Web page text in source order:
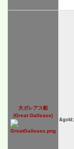
大ガレアス船
(Great Galleass)
&gold;